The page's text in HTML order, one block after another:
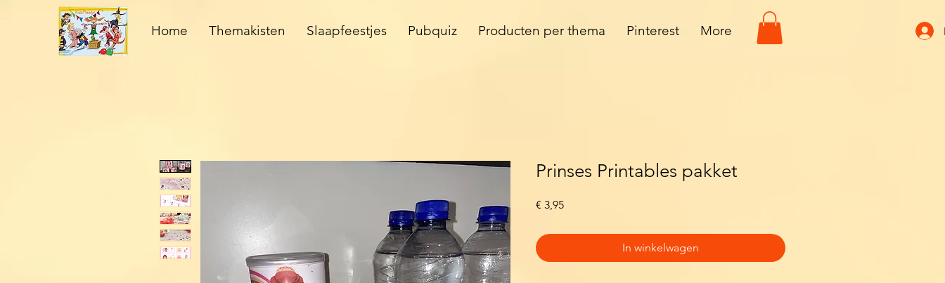
Home Themakisten Slaapfeestjes Pubquiz Producten per thema Pinterest More
Prinses Printables pakket
€ 3,95Prijs
In winkelwagen